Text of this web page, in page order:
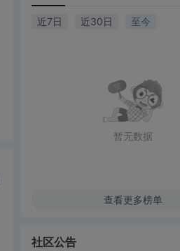
近7日 近30日 至今
暂无数据
查看更多榜单
社区公告